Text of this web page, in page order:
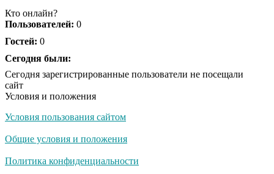
Королева вагона
оставит равнодушным
Кто онлайн?
Пользователей: 0
Гостей: 0
Сегодня были:
Сегодня зарегистрированные пользователи не посещали
сайт
Условия и положения
Условия пользования сайтом
Общие условия и положения
Политика конфиденциальности